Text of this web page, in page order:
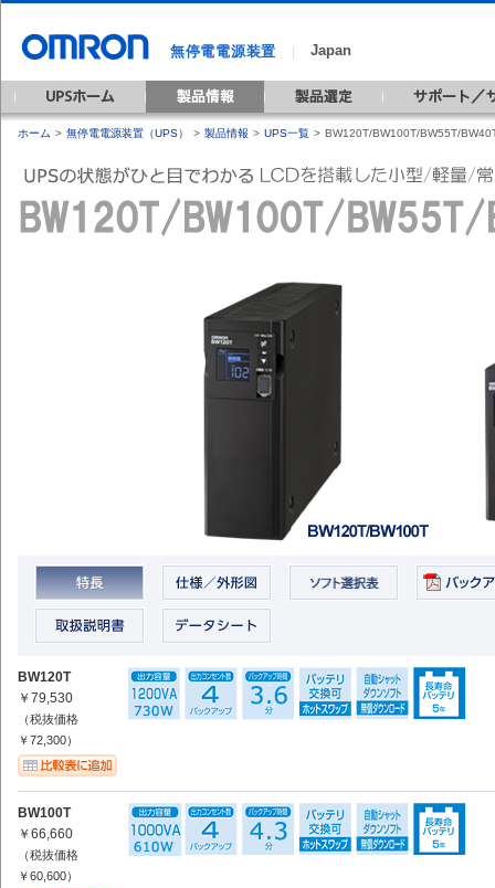
無停電電源装置 ｜ Japan
ホーム > 無停電電源装置（UPS） > 製品情報 > UPS一覧 > BW120T/BW100T/BW55T/
BW120T
￥79,530
（税抜価格
￥72,300）
BW100T
￥66,660
（税抜価格
￥60,600）